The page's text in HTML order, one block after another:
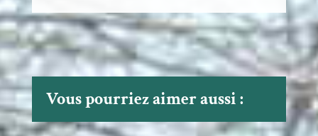
Vous pourriez aimer aussi :